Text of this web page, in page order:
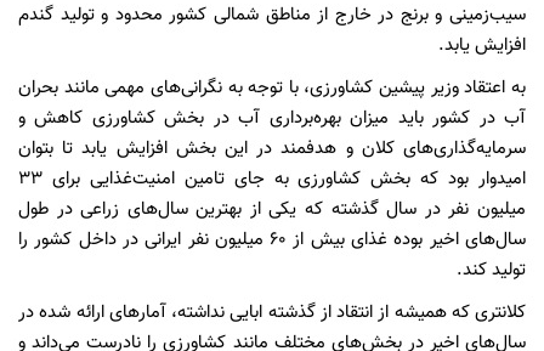
سیب‌زمینی و برنج در خارج از مناطق شمالی کشور محدود و تولید گندم
افزایش یابد.
به اعتقاد وزیر پیشین کشاورزی، با توجه به نگرانی‌های مهمی مانند بحران
آب در کشور باید میزان بهره‌برداری آب در بخش کشاورزی کاهش و
سرمایه‌گذاری‌های کلان و هدفمند در این بخش افزایش یابد تا بتوان
امیدوار بود که بخش کشاورزی به جای تامین امنیت‌غذایی برای 33
میلیون نفر در سال گذشته که یکی از بهترین سال‌های زراعی در طول
سال‌های اخیر بوده غذای بیش از 60 میلیون نفر ایرانی در داخل کشور را
تولید کند.
کلانتری که همیشه از انتقاد از گذشته ابایی نداشته، آمارهای ارائه شده در
سال‌های اخیر در بخش‌های مختلف مانند کشاورزی را نادرست می‌داند و